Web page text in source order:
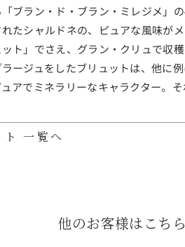
ブラン・ド・ブラン・ミレジメ」
たシャルドネの、ピュアな風味が
ット」でさえ、グラン・クリュで収
ージュをしたブリュットは、他に
アでミネラリーなキャラクター。
ト 一覧へ
他のお客様はこち